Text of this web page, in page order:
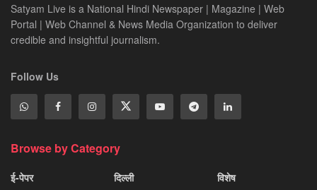
Satyam Live is a National Hindi Newspaper | Magazine | Web
Portal | Web Channel & News Media Organization to deliver
credible and insightful journalism.
Follow Us
Browse by Category
ई-पेपर
दिल्ली
विशेष